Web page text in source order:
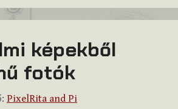
képekből
fotók
PixelRita and Pi